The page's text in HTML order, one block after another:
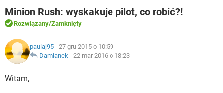
INSTAGRAM FACEBOOK
WINDOWS 10
SPOTIFY
INSTAGRAM
WINDOWS 10
ANDROID TIKTOK
GRY
IOS
INSTAGRAM
WINDOWS 10
FORUM
COVID-19
GRY WHATSAPP
ARTYKUŁY
COVID-19
GRY
Minion Rush: wyskakuje pilot, co robić?!
Rozwiązany/Zamknięty
paulaj95 - 27 gru 2015 o 10:59
Damianek - 22 mar 2016 o 18:23
Witam,